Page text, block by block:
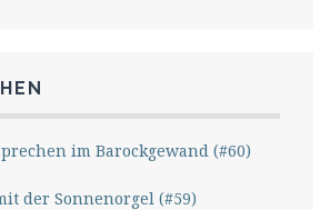
im Barockgewand (#60)
der Sonnenorgel (#59)